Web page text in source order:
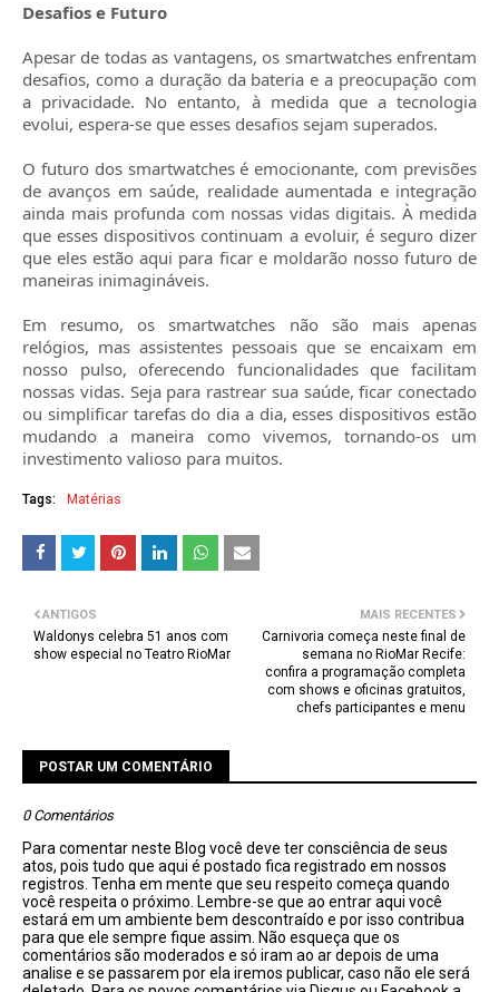
Desafios e Futuro
Apesar de todas as vantagens, os smartwatches enfrentam
desafios, como a duração da bateria e a preocupação com
a privacidade. No entanto, à medida que a tecnologia
evolui, espera-se que esses desafios sejam superados.
O futuro dos smartwatches é emocionante, com previsões
de avanços em saúde, realidade aumentada e integração
ainda mais profunda com nossas vidas digitais. À medida
que esses dispositivos continuam a evoluir, é seguro dizer
que eles estão aqui para ficar e moldarão nosso futuro de
maneiras inimagináveis.
Em resumo, os smartwatches não são mais apenas
relógios, mas assistentes pessoais que se encaixam em
nosso pulso, oferecendo funcionalidades que facilitam
nossas vidas. Seja para rastrear sua saúde, ficar conectado
ou simplificar tarefas do dia a dia, esses dispositivos estão
mudando a maneira como vivemos, tornando-os um
investimento valioso para muitos.
Tags: Matérias
MAIS RECENTES
Carnivoria começa neste final de
semana no RioMar Recife:
confira a programação completa
com shows e oficinas gratuitos,
chefs participantes e menu
ANTIGOS
Waldonys celebra 51 anos com
show especial no Teatro RioMar
POSTAR UM COMENTÁRIO
0 Comentários
Para comentar neste Blog você deve ter consciência de seus
atos, pois tudo que aqui é postado fica registrado em nossos
registros. Tenha em mente que seu respeito começa quando
você respeita o próximo. Lembre-se que ao entrar aqui você
estará em um ambiente bem descontraído e por isso contribua
para que ele sempre fique assim. Não esqueça que os
comentários são moderados e só iram ao ar depois de uma
analise e se passarem por ela iremos publicar, caso não ele será